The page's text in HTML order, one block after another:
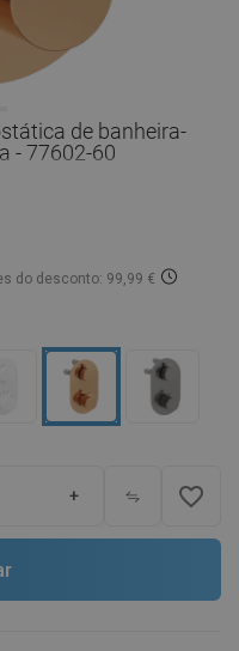
de banheira-
- 77602-60
do desconto: 99,99 €
+ favorite_border